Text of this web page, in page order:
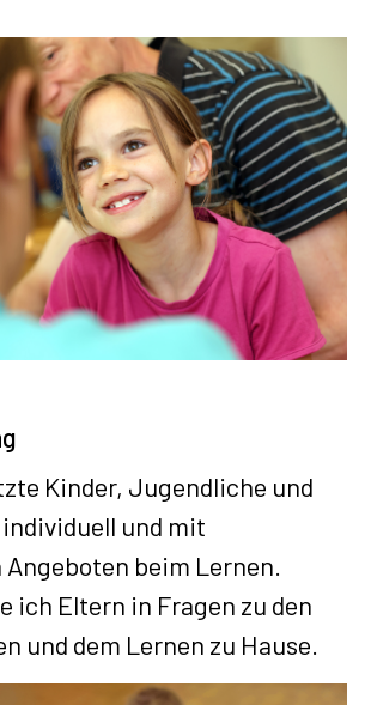
Kinder, Jugendliche und
und mit
beim Lernen.
ich Eltern in Fragen zu den
und dem Lernen zu Hause.